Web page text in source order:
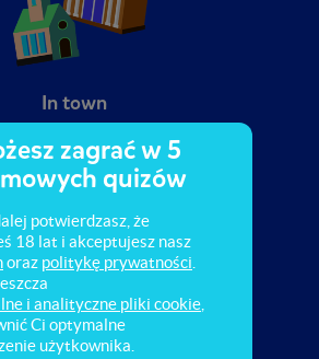
0 1
In town
zagrać w 5
quizów
potwierdzasz, że
18 lat i akceptujesz nasz
oraz politykę prywatności
i analityczne pliki cookie
Ci optymalne
użytkownika.